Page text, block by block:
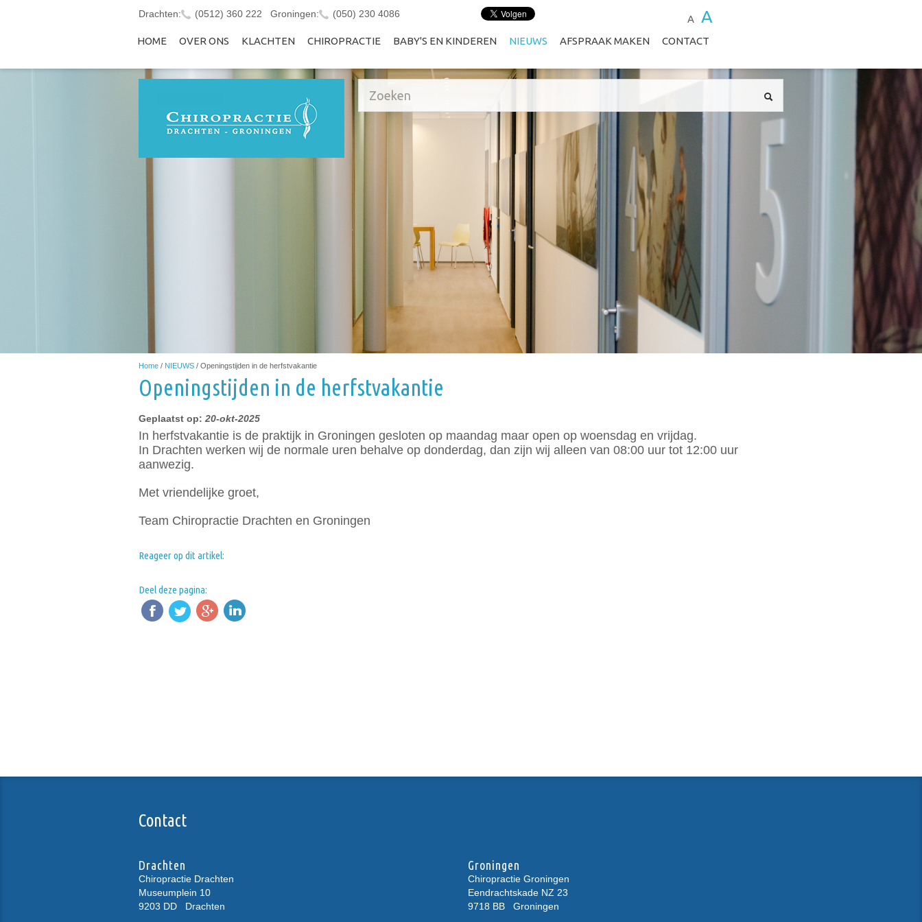
Drachten: (0512) 360 222 Groningen: (050) 230 4086 A A
HOME OVER ONS KLACHTEN CHIROPRACTIE BABY'S EN KINDEREN NIEUWS AFSPRAAK MAKEN CONTACT
Home / NIEUWS / Openingstijden in de herfstvakantie
Openingstijden in de herfstvakantie
Geplaatst op: 20-okt-2025
In herfstvakantie is de praktijk in Groningen gesloten op maandag maar open op woensdag en vrijdag.
In Drachten werken wij de normale uren behalve op donderdag, dan zijn wij alleen van 08:00 uur tot 12:00 uur
aanwezig.
Met vriendelijke groet,
Team Chiropractie Drachten en Groningen
Reageer op dit artikel:
Deel deze pagina:
Contact
Drachten
Chiropractie Drachten
Museumplein 10
9203 DD
Drachten
Groningen
Chiropractie Groningen
Eendrachtskade NZ 23
9718 BB
Groningen